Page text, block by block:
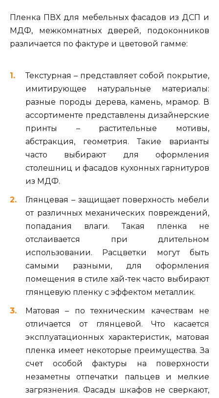
Пленка ПВХ для мебельных фасадов из ДСП и
МДФ, межкомнатных дверей, подоконников
различается по фактуре и цветовой гамме:
Текстурная – представляет собой покрытие,
имитирующее натуральные материалы:
разные породы дерева, камень, мрамор. В
ассортименте представлены дизайнерские
принты – растительные мотивы,
абстракция, геометрия. Такие варианты
часто выбирают для оформления
столешниц и фасадов кухонных гарнитуров
из МДФ.
Глянцевая – защищает поверхность мебели
от различных механических повреждений,
попадания влаги. Такая пленка не
отслаивается при длительном
использовании. Расцветки могут быть
самыми разными, для оформления
помещения в стиле хай-тек часто выбирают
глянцевую пленку с эффектом металлик.
Матовая – по техническим качествам не
отличается от глянцевой. Что касается
эксплуатационных характеристик, матовая
пленка имеет некоторые преимущества. За
счет особой фактуры на поверхности
незаметны отпечатки пальцев и мелкие
загрязнения. Фасады шкафов не сверкают,